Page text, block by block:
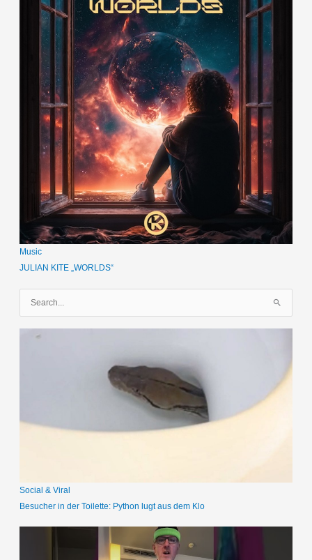
Music
JULIAN KITE „WORLDS“
c
c
Social & Viral
Besucher in der Toilette: Python lugt aus dem Klo